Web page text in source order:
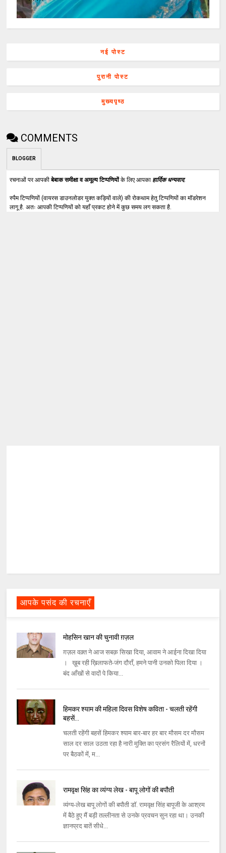
नई पोस्ट
पुरानी पोस्ट
मुख्यपृष्ठ
COMMENTS
BLOGGER
रचनाओं पर आपकीबेबाक समीक्षा व अमूल्य टिप्पणियोंके लिए आपका हार्दिक धन्यवाद.
स्पैम टिप्पणियों (वायरस डाउनलोडर युक्त कड़ियों वाले) की रोकथाम हेतु टिप्पणियों का मॉडरेशन
लागू है. अतः आपकी टिप्पणियों को यहाँ प्रकट होने में कुछ समय लग सकता है.
आपके पसंद की रचनाएँ
मोहसिन खान की चुनावी ग़ज़ल
ग़ज़ल वक़्त ने आज सबक़ सिखा दिया, आवाम ने आईना दिखा दिया
। ख़ूब रही ख़िलाफते-जंग दौराँ, हमने पानी उनको पिला दिया ।
बंद आँखों से वादों पे किया...
हिमकर श्याम की महिला दिवस विशेष कविता - चलती रहेंगी
बहसें...
चलती रहेंगी बहसें हिमकर श्याम बार-बार हर बार मौसम दर मौसम
साल दर साल उठता रहा है नारी मुक्ति का प्रसंग रैलियों में, धरनों
पर बैठकों में, म...
रामवृक्ष सिंह का व्यंग्य लेख - बापू लोगों की बपौती
व्यंग्य-लेख बापू लोगों की बपौती डॉ. रामवृक्ष सिंह बापूजी के आश्रम
में बैठे हुए मैं बड़ी तल्लीनता से उनके प्रवचन सुन रहा था। उनकी
ज्ञानप्रद बातें सीधे...